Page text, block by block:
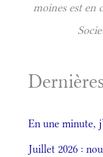
moines est en
En une minute,
Juillet 2026 :